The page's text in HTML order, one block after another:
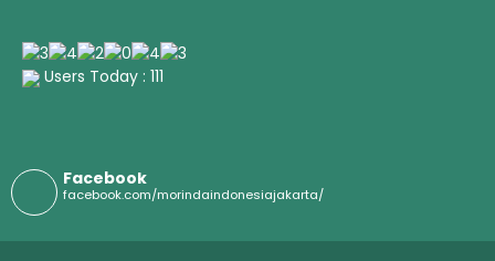
Users Today : 111
Facebook
facebook.com/morindaindonesiajakarta/